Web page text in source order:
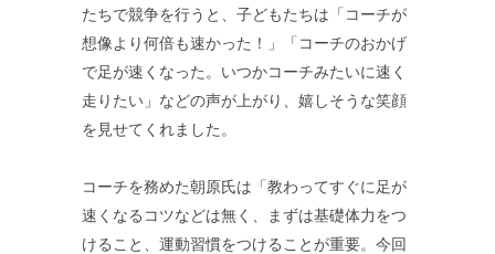
たちで競争を行うと、子どもたちは「コーチが
想像より何倍も速かった！」「コーチのおかげ
で足が速くなった。いつかコーチみたいに速く
走りたい」などの声が上がり、嬉しそうな笑顔
を見せてくれました。
コーチを務めた朝原氏は「教わってすぐに足が
速くなるコツなどは無く、まずは基礎体力をつ
けること、運動習慣をつけることが重要。今回